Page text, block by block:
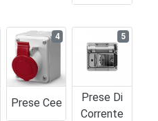
Prese Cee
4
Prese Di
Corrente
5